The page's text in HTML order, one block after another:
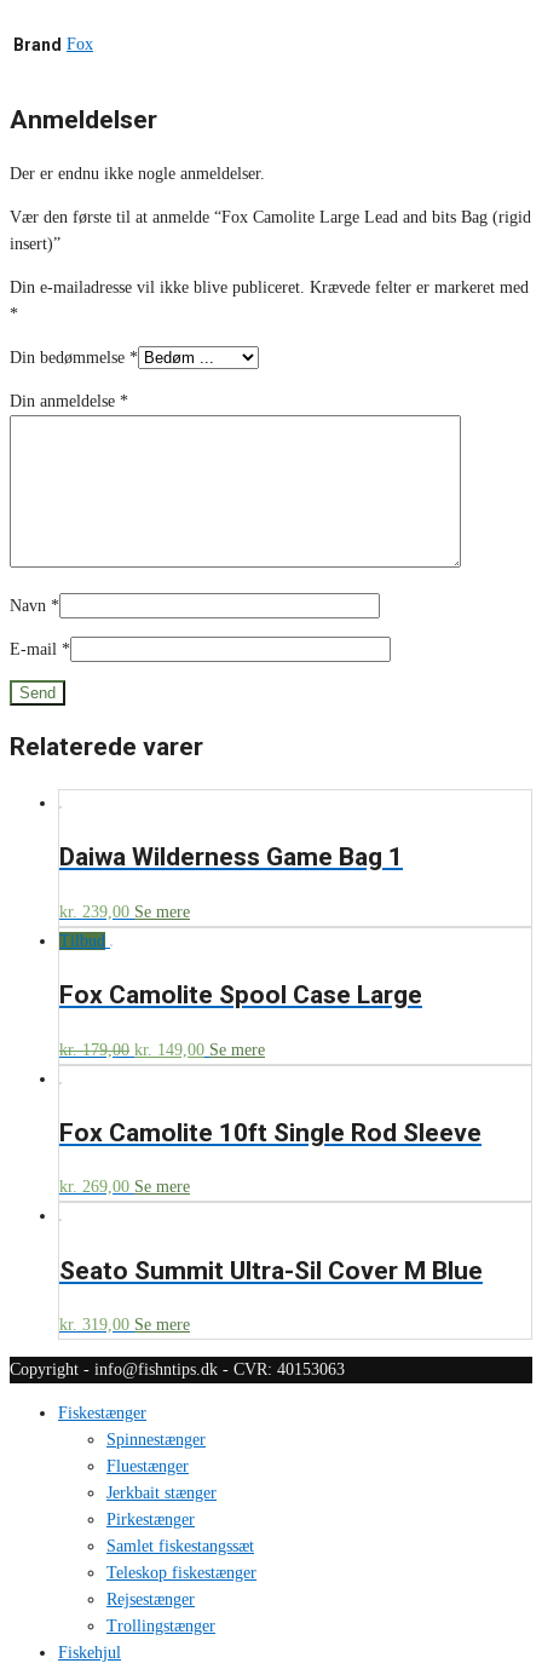
Brand Fox
Anmeldelser
Der er endnu ikke nogle anmeldelser.
Vær den første til at anmelde “Fox Camolite Large Lead and bits Bag (rigid
insert)”
Din e-mailadresse vil ikke blive publiceret. Krævede felter er markeret med
*
Din bedømmelse *
Din anmeldelse *
Navn *
E-mail *
Relaterede varer
Daiwa Wilderness Game Bag 1
kr. 239,00 Se mere
Tilbud
Fox Camolite Spool Case Large
kr.179,00 kr. 149,00 Se mere
Fox Camolite 10ft Single Rod Sleeve
kr. 269,00 Se mere
Seato Summit Ultra-Sil Cover M Blue
kr. 319,00 Se mere
Copyright - info@fishntips.dk - CVR: 40153063
Fiskestænger
Spinnestænger
Fluestænger
Jerkbait stænger
Pirkestænger
Samlet fiskestangssæt
Teleskop fiskestænger
Rejsestænger
Trollingstænger
Fiskehjul